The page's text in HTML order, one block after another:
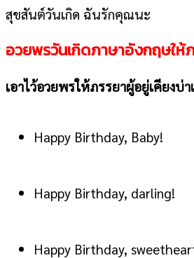
สุขสันต์วันเกิด ฉันรักคุณนะ
อวยพรวันเกิดภาษาอังกฤษให้
เอาไว้อวยพรให้ภรรยาผู้อยู่เคียงบ่า
Happy Birthday, Baby!
Happy Birthday, darling!
Happy Birthday,